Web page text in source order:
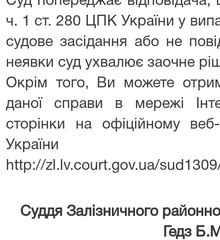
ч. 1 ст. 280 ЦПК України у
судове засідання або не
неявки суд ухвалює заочне
Окрім того, Ви можете
даної справи в мережі
сторінки на офіційному
України
http://zl.lv.court.gov.ua/
Суддя Залізничного
Гедз